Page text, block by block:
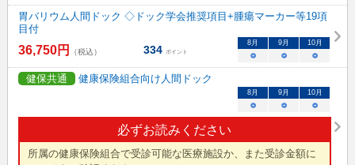
胃バリウム人間ドック ◇ドック学会推奨項目+腫瘍マーカー等19項
目付
36,750円 （税込） 334 ポイント
8月 9月 10月
○ ○ ○
健保共通 健康保険組合向け人間ドック
必ずお読みください
所属の健康保険組合で受診可能な医療施設か、また受診金額に
8月 9月 10月
○ ○ ○